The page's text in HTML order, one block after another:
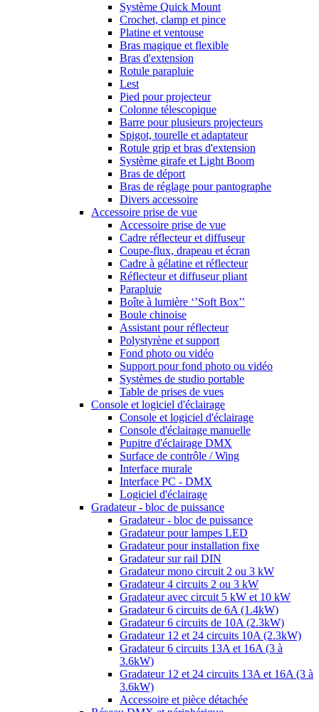
Système Quick Mount
Crochet, clamp et pince
Platine et ventouse
Bras magique et flexible
Bras d'extension
Rotule parapluie
Lest
Pied pour projecteur
Colonne télescopique
Barre pour plusieurs projecteurs
Spigot, tourelle et adaptateur
Rotule grip et bras d'extension
Système girafe et Light Boom
Bras de déport
Bras de réglage pour pantographe
Divers accessoire
Accessoire prise de vue
Accessoire prise de vue
Cadre réflecteur et diffuseur
Coupe-flux, drapeau et écran
Cadre à gélatine et réflecteur
Réflecteur et diffuseur pliant
Parapluie
Boîte à lumière ‘’Soft Box’’
Boule chinoise
Assistant pour réflecteur
Polystyrène et support
Fond photo ou vidéo
Support pour fond photo ou vidéo
Systèmes de studio portable
Table de prises de vues
Console et logiciel d'éclairage
Console et logiciel d'éclairage
Console d'éclairage manuelle
Pupitre d'éclairage DMX
Surface de contrôle / Wing
Interface murale
Interface PC - DMX
Logiciel d'éclairage
Gradateur - bloc de puissance
Gradateur - bloc de puissance
Gradateur pour lampes LED
Gradateur pour installation fixe
Gradateur sur rail DIN
Gradateur mono circuit 2 ou 3 kW
Gradateur 4 circuits 2 ou 3 kW
Gradateur avec circuit 5 kW et 10 kW
Gradateur 6 circuits de 6A (1.4kW)
Gradateur 6 circuits de 10A (2.3kW)
Gradateur 12 et 24 circuits 10A (2.3kW)
Gradateur 6 circuits 13A et 16A (3 à
3.6kW)
Gradateur 12 et 24 circuits 13A et 16A (3 à
3.6kW)
Accessoire et pièce détachée